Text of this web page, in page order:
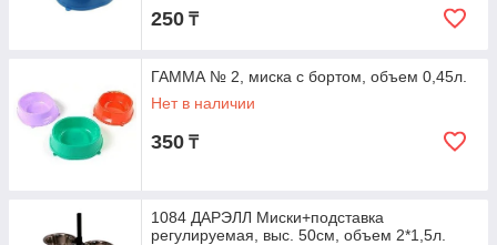
250 ₸
ГАММА № 2, миска с бортом, объем 0,45л.
Нет в наличии
350 ₸
1084 ДАРЭЛЛ Миски+подставка
регулируемая, выс. 50см, объем 2*1,5л.